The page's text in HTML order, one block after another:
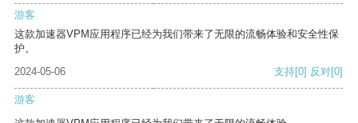
游客
这款加速器VPM应用程序已经为我们带来了无限的流畅体验和安全性保
护。
2024-05-06
支持[0] 反对[0]
游客